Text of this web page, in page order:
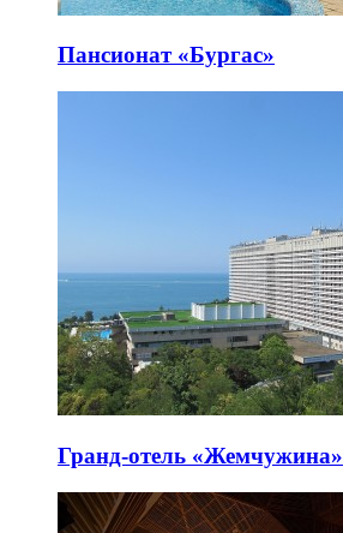
Пансионат «Бургас»
Гранд-отель «Жемчужина»